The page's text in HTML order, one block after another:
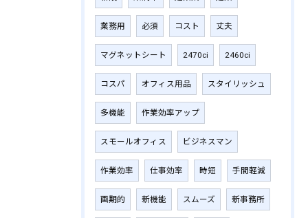
業務用 必須 コスト 丈夫
マグネットシート 2470ci 2460ci
コスパ オフィス用品 スタイリッシュ
多機能 作業効率アップ
スモールオフィス ビジネスマン
作業効率 仕事効率 時短 手間軽減
画期的 新機能 スムーズ 新事務所